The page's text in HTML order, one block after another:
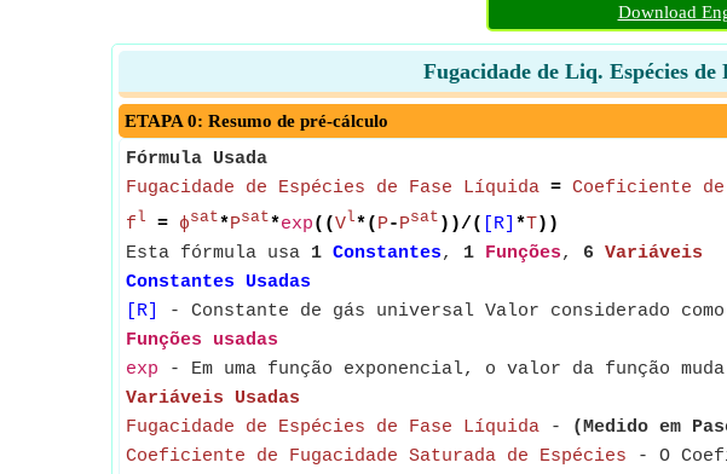
Download
Fugacidade de Liq. Espécies
ETAPA 0: Resumo de pré-cálculo
Fórmula Usada
Fugacidade de Espécies de Fase Líquida = Coeficiente de
f l = ϕsat*Psat*exp((V l*( P-Psat ))/( [R] *T))
Esta fórmula usa 1 Constantes, 1 Funções, 6 Variáveis
Constantes Usadas
[R]
- Constante de gás universal Valor considerado como
Funções usadas
exp - Em uma função exponencial, o valor da função
Variáveis Usadas
Fugacidade de Espécies de Fase Líquida - (Medido em
Coeficiente de Fugacidade Saturada de Espécies - O